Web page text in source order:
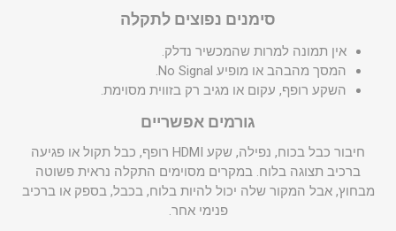
סימנים נפוצים לתקלה
אין תמונה למרות שהמכשיר נדלק.
המסך מהבהב או מופיע No Signal.
השקע רופף, עקום או מגיב רק בזווית מסוימת.
גורמים אפשריים
חיבור כבל בכוח, נפילה, שקע HDMI רופף, כבל תקול או פגיעה
ברכיב תצוגה בלוח. במקרים מסוימים התקלה נראית פשוטה
מבחוץ, אבל המקור שלה יכול להיות בלוח, בכבל, בספק או ברכיב
פנימי אחר.